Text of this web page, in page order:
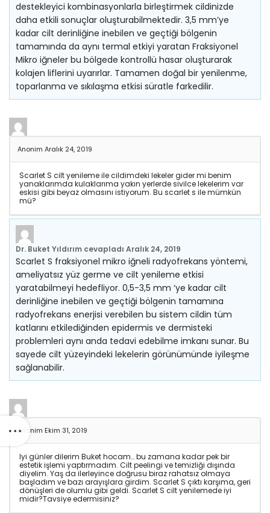
destekleyici kombinasyonlarla birleştirmek cildinizde
daha etkili sonuçlar oluşturabilmektedir. 3,5 mm’ye
kadar cilt derinliğine inebilen ve geçtiği bölgenin
tamamında da aynı termal etkiyi yaratan Fraksiyonel
Mikro iğneler bu bölgede kontrollü hasar oluşturarak
kolajen liflerini uyarırlar. Tamamen doğal bir yenilenme,
toparlanma ve sıkılaşma etkisi süratle farkedilir.
Anonim Aralık 24, 2019
Scarlet S cilt yenileme ile cildimdeki lekeler gider mi benim
yanaklarımda kulaklarıma yakın yerlerde sivilce lekelerim var
eskisi gibi beyaz olmasını istiyorum. Bu scarlet s ile mümkün
mü?
Dr. Buket Yıldırım cevapladı Aralık 24, 2019
Scarlet S fraksiyonel mikro iğneli radyofrekans yöntemi,
ameliyatsız yüz germe ve cilt yenileme etkisi
yaratabilmeyi hedefliyor. 0,5-3,5 mm ‘ye kadar cilt
derinliğine inebilen ve geçtiği bölgenin tamamına
radyofrekans enerjisi verebilen bu sistem cildin tüm
katlarını etkilediğinden epidermis ve dermisteki
problemleri aynı anda tedavi edebilme imkanı sunar. Bu
sayede cilt yüzeyindeki lekelerin görünümünde iyileşme
sağlanabilir.
Anonim Ekim 31, 2019
Iyi günler dilerim Buket hocam… bu zamana kadar pek bir
estetik işlemi yaptırmadım. Cilt peelingi ve temizliği dışında
diyelim. Yaş da ilerleyince doğrusu biraz rahatsız olmaya
başladım ve bazı arayışlara girdim. Scarlet S çıktı karşıma, geri
dönüşleri de olumlu gibi geldi. Scarlet S cilt yenilemede iyi
midir?Tavsiye edermisiniz?